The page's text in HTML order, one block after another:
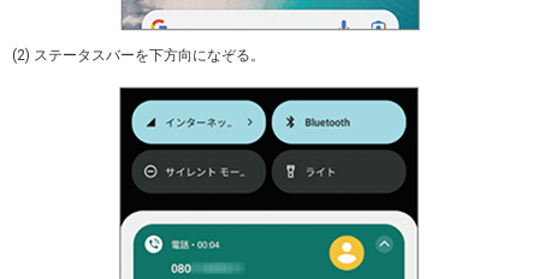
(2) ステータスバーを下方向になぞる。